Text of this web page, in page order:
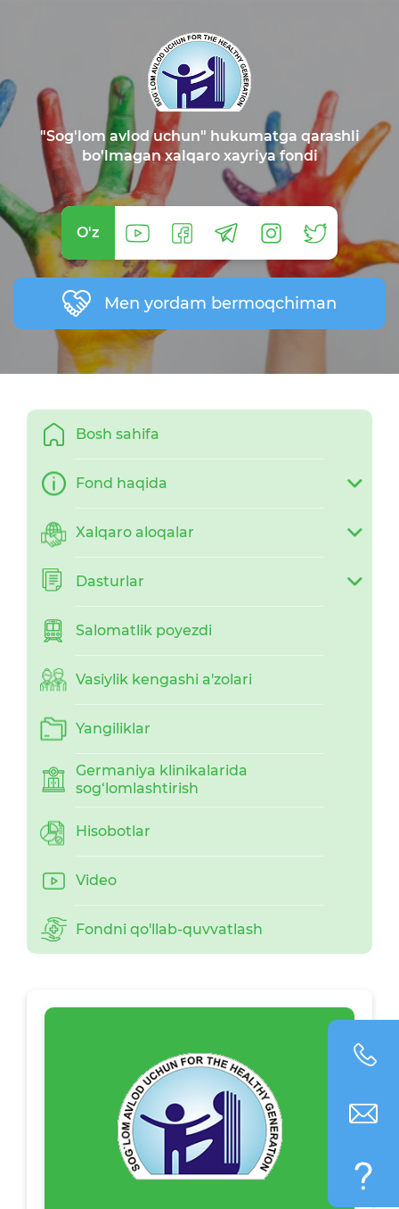
"Sog'lom avlod uchun" hukumatga qarashli
bo'lmagan xalqaro xayriya fondi
O'z
Men yordam bermoqchiman
Bosh sahifa
Fond haqida
Xalqaro aloqalar
Dasturlar
Salomatlik poyezdi
Vasiylik kengashi a'zolari
Yangiliklar
Germaniya klinikalarida
sog‘lomlashtirish
Hisobotlar
Video
Fondni qo'llab-quvvatlash